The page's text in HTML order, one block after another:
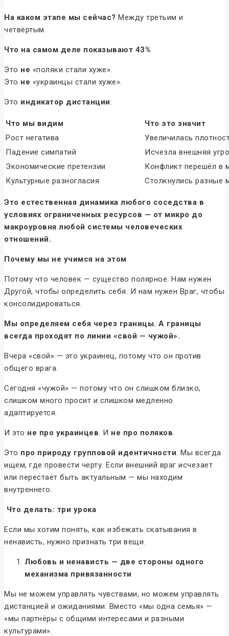
На каком этапе мы сейчас? Между третьим и
четвёртым.
Что на самом деле показывают 43%
Это не «поляки стали хуже».
Это не «украинцы стали хуже».
Это индикатор дистанции:
Что мы видим
Что это значит
Рост негатива
Увеличилась
Падение симпатий
Исчезла внешняя
Экономические претензии
Конфликт перешёл в
Культурные разногласия
Столкнулись разные
Это естественная динамика любого соседства в
условиях ограниченных ресурсов — от микро до
макроуровня любой системы человеческих
отношений.
Почему мы не учимся на этом
Потому что человек — существо полярное. Нам нужен
Другой, чтобы определить себя. И нам нужен Враг, чтобы
консолидироваться.
Мы определяем себя через границы. А границы
всегда проходят по линии «свой — чужой».
Вчера «свой» — это украинец, потому что он против
общего врага.
Сегодня «чужой» — потому что он слишком близко,
слишком много просит и слишком медленно
адаптируется.
И это не про украинцев. И не про поляков.
Это про природу групповой идентичности. Мы всегда
ищем, где провести черту. Если внешний враг исчезает
или перестаёт быть актуальным — мы находим
внутреннего.
Что делать: три урока
Если мы хотим понять, как избежать скатывания в
ненависть, нужно признать три вещи.
Любовь и ненависть — две стороны одного
механизма привязанности
Мы не можем управлять чувствами, но можем управлять
дистанцией и ожиданиями. Вместо «мы одна семья» —
«мы партнёры с общими интересами и разными
культурами».